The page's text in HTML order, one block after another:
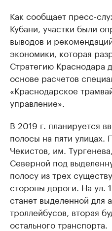
Как сообщает пресс-
Кубани, участки были
выводов и
экономики, которая
Стратегию Краснодара
основе расчетов
«Краснодарское
управление».
В 2019 г. планируется
полосы на пяти улицах.
Чекистов, им.
Северной под
полосу из трех
стороны дороги. На ул.
станет выделенной для
троллейбусов, вторая
остального транспорта.